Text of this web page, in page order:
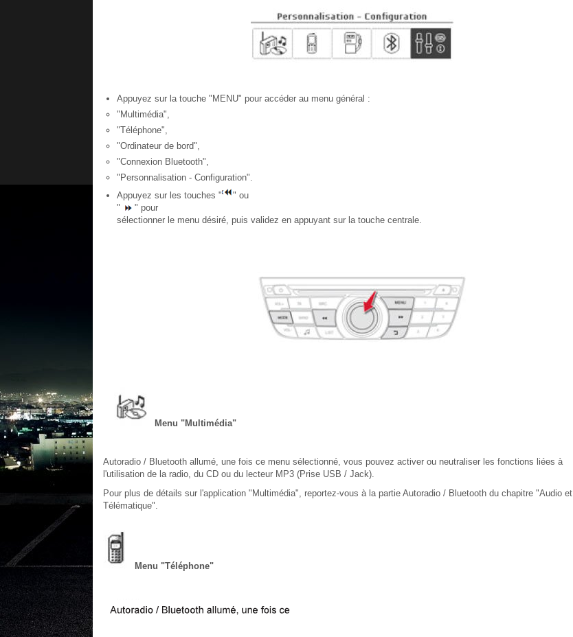
Appuyez sur la touche "MENU" pour accéder au menu général :
"Multimédia",
"Téléphone",
"Ordinateur de bord",
"Connexion Bluetooth",
"Personnalisation - Configuration".
Appuyez sur les touches "
" ou
"
" pour
sélectionner le menu désiré, puis validez en appuyant sur la touche centrale.
Menu "Multimédia"
Autoradio / Bluetooth allumé, une fois ce menu sélectionné, vous pouvez activer ou neutraliser les fonctions liées à
l'utilisation de la radio, du CD ou du lecteur MP3 (Prise USB / Jack).
Pour plus de détails sur l'application "Multimédia", reportez-vous à la partie Autoradio / Bluetooth du chapitre "Audio et
Télématique".
Menu "Téléphone"